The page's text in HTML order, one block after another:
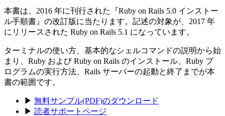
本書は、2016 年に刊行された『Ruby on Rails 5.0 インストー
ル手順書』の改訂版に当たります。記述の対象が、2017 年
にリリースされた Ruby on Rails 5.1 になっています。
ターミナルの使い方、基本的なシェルコマンドの説明から始
まり、Ruby および Ruby on Rails のインストール、Ruby プ
ログラムの実行方法、Rails サーバーの起動と終了までが本
書の範囲です。
▶ 無料サンプル(PDF)のダウンロード
▶ 読者サポートページ